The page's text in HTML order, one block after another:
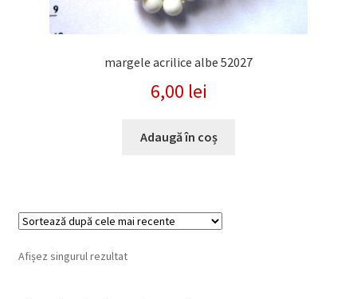
margele acrilice albe 52027
6,00 lei
Adaugă în coș
Afișez singurul rezultat